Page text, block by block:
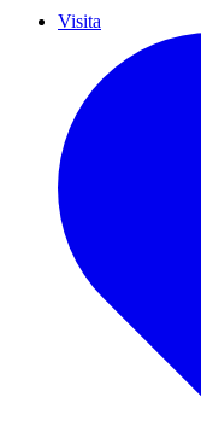
Visita